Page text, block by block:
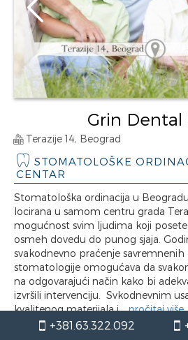
+381.63.322.092
Grin Dental
Terazije 14, Beograd
STOMATOLOŠKE
CENTAR
Stomatološka ordinacija u
locirana u samom centru grada
mogućnost svim ljudima koji
osmeh dovedu do punog sjaja.
svakodnevno praćenje
stomatologije omogućava da
na odgovarajući način kako bi
izvršili intervenciju. Svkodnevnim
kvalitenog materijala i...pročitaj više